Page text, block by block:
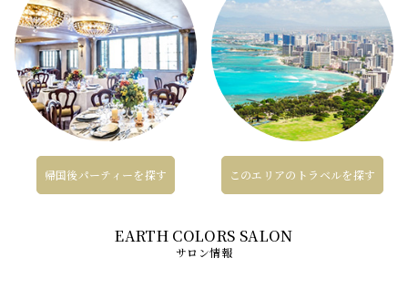
帰国後パーティーを探す このエリアのトラベルを探す
サロン情報